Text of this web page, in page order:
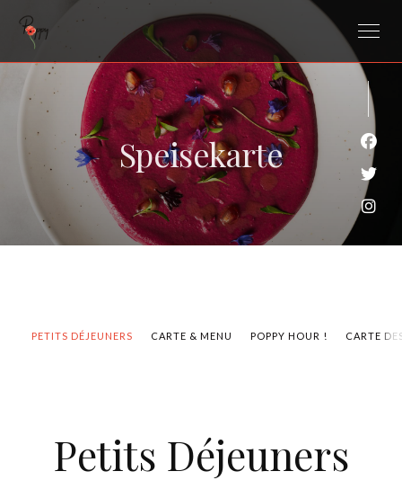
Speisekarte
PETITS DÉJEUNERS CARTE & MENU POPPY HOUR ! CARTE
Petits Déjeuners